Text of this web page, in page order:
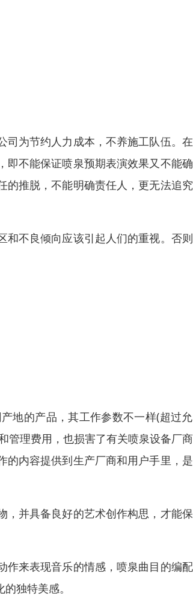
司为节约人力成本，不养施工队伍。
即不能保证喷泉预期表演效果又不能
的推脱，不能明确责任人，更无法追
和不良倾向应该引起人们的重视。否
地的产品，其工作参数不一样(超过
管理费用，也损害了有关喷泉设备厂
的内容提供到生产厂商和用户手里，
，并具备良好的艺术创作构思，才能
作来表现音乐的情感，喷泉曲目的编
独特美感。